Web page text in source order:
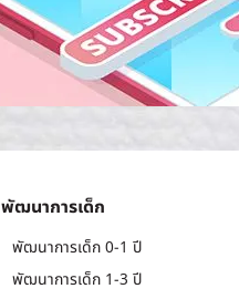
พัฒนาการเด็ก
พัฒนาการเด็ก 0-1 ปี
พัฒนาการเด็ก 1-3 ปี